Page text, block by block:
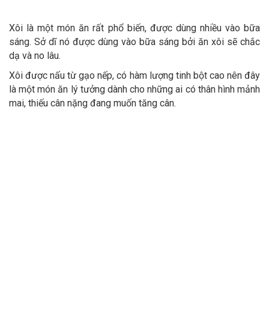
Xôi là một món ăn rất phổ biến, được dùng nhiều vào bữa
sáng. Sở dĩ nó được dùng vào bữa sáng bởi ăn xôi sẽ chắc
dạ và no lâu.
Xôi được nấu từ gạo nếp, có hàm lượng tinh bột cao nên đây
là một món ăn lý tưởng dành cho những ai có thân hình mảnh
mai, thiếu cân nặng đang muốn tăng cân.